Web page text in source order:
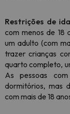
Restrições de
com menos de 18
um adulto (com
trazer crianças
quarto completo,
As pessoas
dormitórios, mas
com mais de 18